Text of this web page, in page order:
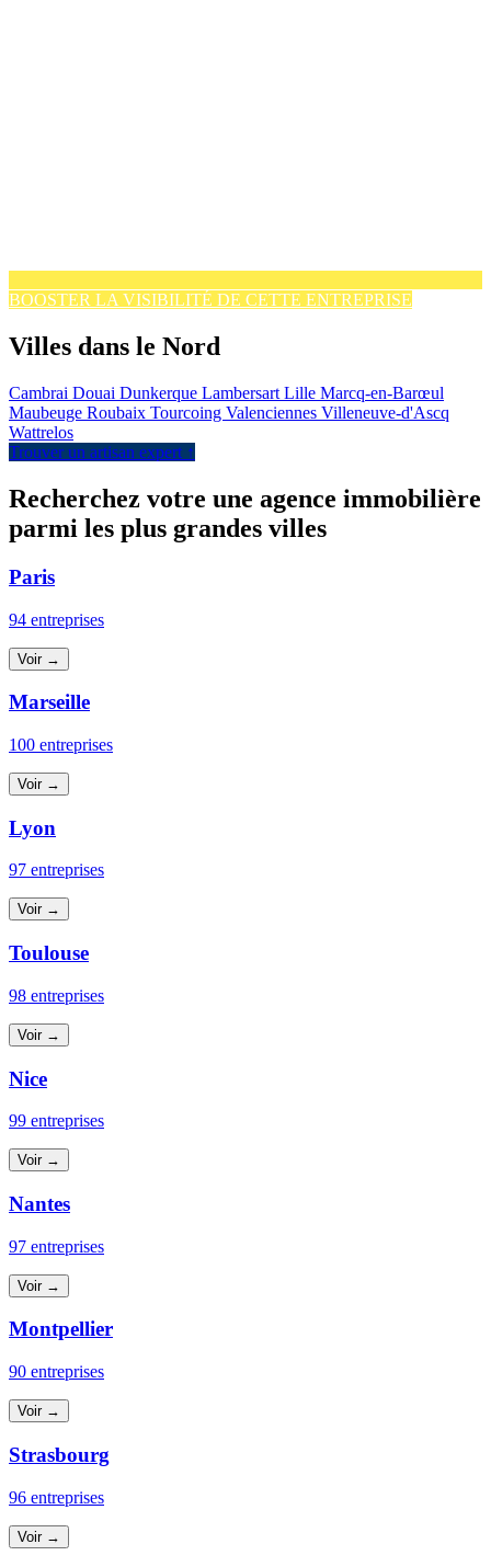
BOOSTER LA VISIBILITÉ DE CETTE ENTREPRISE
Villes dans le Nord
Cambrai Douai Dunkerque Lambersart Lille Marcq-en-Barœul
Maubeuge Roubaix Tourcoing Valenciennes Villeneuve-d'Ascq
Wattrelos
Trouver un artisan expert ↑
Recherchez votre une agence immobilière
parmi les plus grandes villes
Paris
94 entreprises
Voir →
Marseille
100 entreprises
Voir →
Lyon
97 entreprises
Voir →
Toulouse
98 entreprises
Voir →
Nice
99 entreprises
Voir →
Nantes
97 entreprises
Voir →
Montpellier
90 entreprises
Voir →
Strasbourg
96 entreprises
Voir →